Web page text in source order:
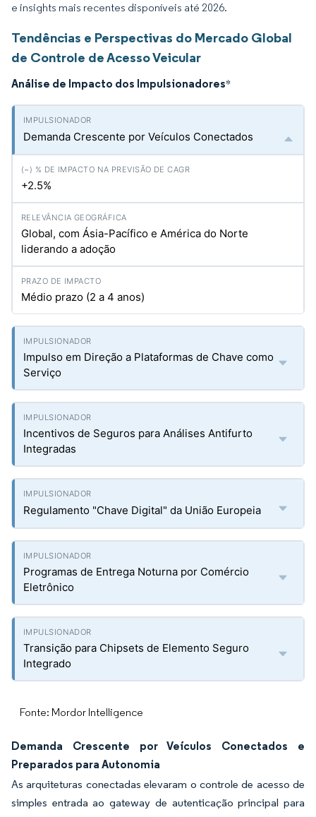
e insights mais recentes disponíveis até 2026.
Tendências e Perspectivas do Mercado Global
de Controle de Acesso Veicular
Análise de Impacto dos Impulsionadores*
Demanda Crescente por Veículos Conectados
+2.5%
Global, com Ásia-Pacífico e América do Norte
liderando a adoção
Médio prazo (2 a 4 anos)
Impulso em Direção a Plataformas de Chave como
Serviço
Incentivos de Seguros para Análises Antifurto
Integradas
Regulamento "Chave Digital" da União Europeia
Programas de Entrega Noturna por Comércio
Eletrônico
Transição para Chipsets de Elemento Seguro
Integrado
Fonte: Mordor Intelligence
Demanda Crescente por Veículos Conectados e
Preparados para Autonomia
As arquiteturas conectadas elevaram o controle de acesso de
simples entrada ao gateway de autenticação principal para